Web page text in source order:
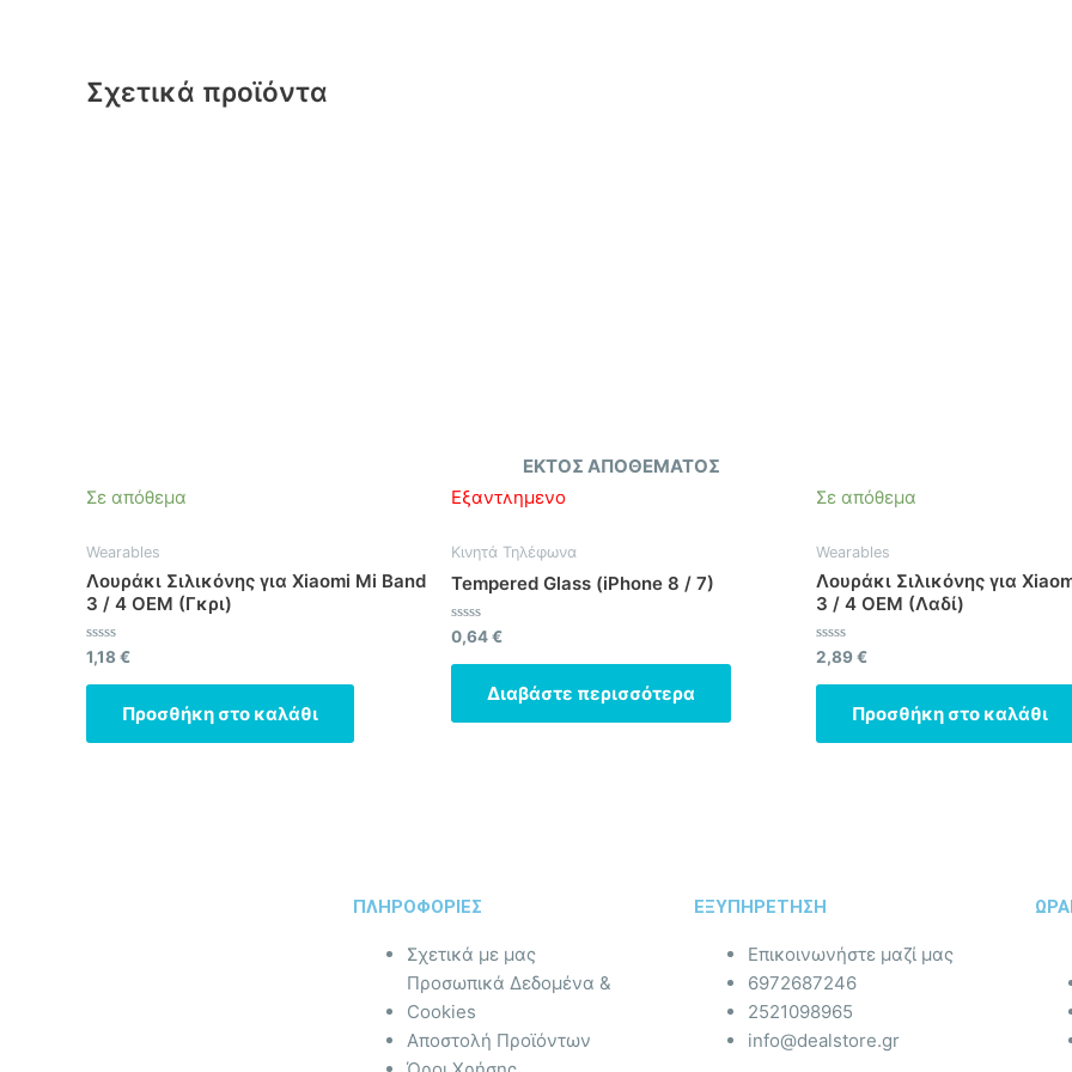
Σχετικά προϊόντα
Σε απόθεμα
Wearables
Λουράκι Σιλικόνης για Xiaomi Mi Band
3 / 4 OEM (Γκρι)
Βαθμολογήθηκε
με
0
1,18€
Προσθήκη στο καλάθι
ΕΚΤΌΣ ΑΠΟΘΈΜΑΤΟΣ
Εξαντλημένο
Κινητά Τηλέφωνα
Tempered Glass (iPhone 8 / 7)
Βαθμολογήθηκε
με
0
0,64€
Διαβάστε περισσότερα
Σε απόθεμα
Wearables
Λουράκι Σιλικόνης για
3 / 4 OEM (Λαδί)
Βαθμολογήθηκε
με
0
2,89€
Προσθήκη στο καλάθι
ΠΛΗΡΟΦΟΡΙΕΣ
Σχετικά με μας
Προσωπικά Δεδομένα &
Cookies
Αποστολή Προϊόντων
ΕΞΥΠΗΡΕΤΗΣΗ
Επικοινωνήστε μαζί μας
6972687246
2521098965
info@dealstore.gr